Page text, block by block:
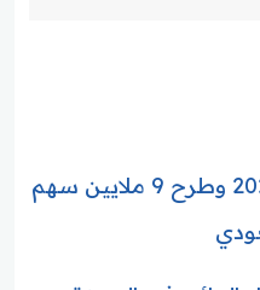
اكتتاب بترولوب للزيوت 2026 وطرح 9 ملايين سهم